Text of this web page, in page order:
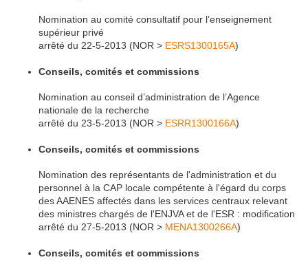
Nomination au comité consultatif pour l’enseignement
supérieur privé
arrêté du 22-5-2013 (NOR > ESRS1300165A)
Conseils, comités et commissions
Nomination au conseil d’administration de l’Agence
nationale de la recherche
arrêté du 23-5-2013 (NOR > ESRR1300166A)
Conseils, comités et commissions
Nomination des représentants de l'administration et du
personnel à la CAP locale compétente à l'égard du corps
des AAENES affectés dans les services centraux relevant
des ministres chargés de l'ENJVA et de l'ESR : modification
arrêté du 27-5-2013 (NOR > MENA1300266A)
Conseils, comités et commissions